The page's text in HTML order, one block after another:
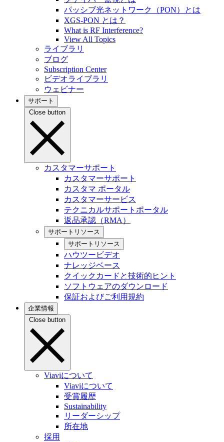
パッシブ光ネットワーク（PON）とは
XGS-PON とは？
What is RF Interference?
View All Topics
ライブラリ
ブログ
Subscription Center
ビデオライブラリ
ウェビナー
サポート
Close button
カスタマーサポート
カスタマーサポート
カスタマ ポータル
カスタマーサービス
テクニカルサポートポータル
返品承認（RMA）
サポートリソース
サポートリソース
ハウツービデオ
ナレッジベース
クイックカードと技術的ヒント
ソフトウェアのダウンロード
保証およびご利用規約
企業情報
Close button
Viaviについて
Viaviについて
受賞履歴
Sustainability
リーダーシップ
所在地
採用